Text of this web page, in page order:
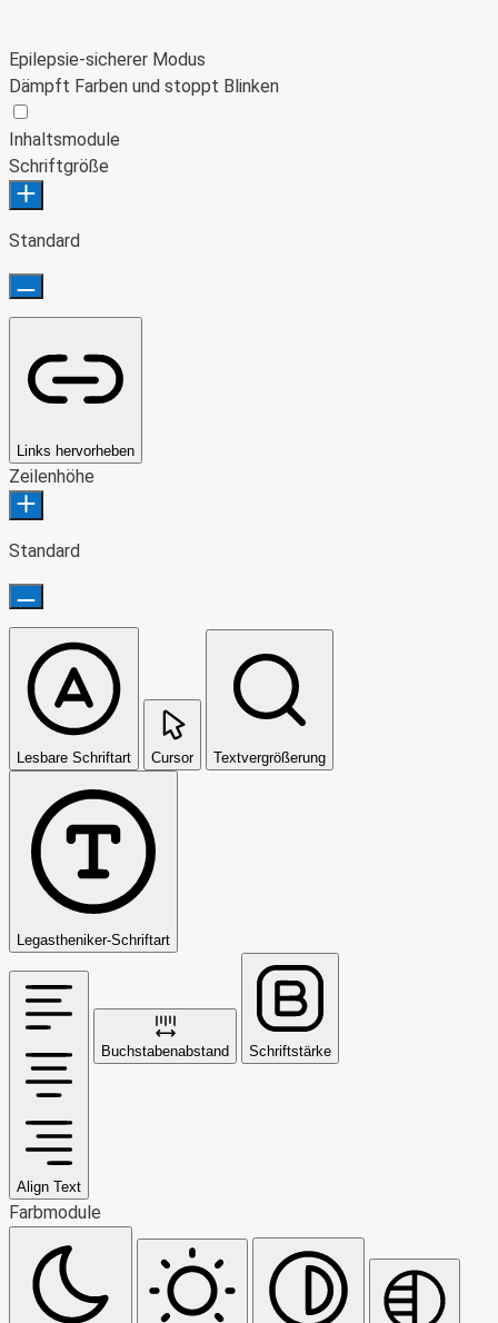
Epilepsie-sicherer Modus
Dämpft Farben und stoppt Blinken
Inhaltsmodule
Schriftgröße
Standard
Links hervorheben
Zeilenhöhe
Standard
Lesbare Schriftart Cursor Textvergrößerung
Legastheniker-Schriftart
Align Text
Buchstabenabstand Schriftstärke
Farbmodule